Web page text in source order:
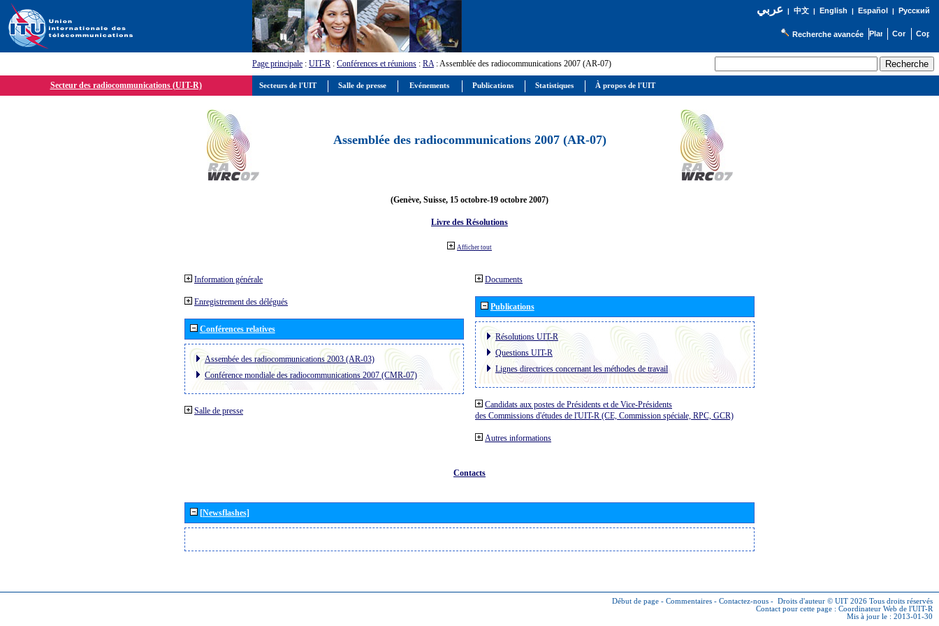
عربي| 中文| English | Español | Русский
Recherche avancée
Page principale : UIT-R : Conférences et réunions : RA: Assemblée des radiocommunications 2007 (AR-07)
Secteur des radiocommunications (UIT-R)
Assemblée des radiocommunications 2007 (AR-07)
(Genève, Suisse, 15 octobre-19 octobre 2007)
Livre des Résolutions
Afficher tout
Information générale
Enregistrement des délégués
Conférences relatives
Assembée des radiocommunications 2003 (AR-03)
Conférence mondiale des radiocommunications 2007 (CMR-07)
Salle de presse
Documents
Publications
Résolutions UIT-R
Questions UIT-R
Lignes directrices concernant les méthodes de travail
Candidats aux postes de Présidents et de Vice-Présidents
des Commissions d'études de l'UIT-R (CE, Commission spéciale, RPC, GCR)
Autres informations
Contacts
[Newsflashes]
Début de page - Commentaires - Contactez-nous - Droits d'auteur © UIT 2026 Tous droits réservés
Contact pour cette page : Coordinateur Web de l'UIT-R
Mis à jour le : 2013-01-30
Secteurs de l'UIT Salle de presse Evénements Publications Statistiques À propos de l'UIT